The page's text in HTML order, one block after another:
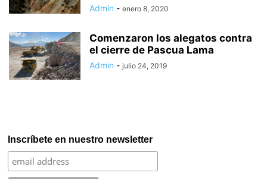
Admin - enero 8, 2020
Comenzaron los alegatos contra
el cierre de Pascua Lama
Admin - julio 24, 2019
Inscríbete en nuestro newsletter